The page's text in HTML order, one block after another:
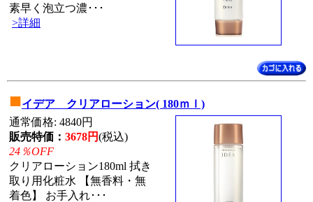
素早く泡立つ濃･･･
>詳細
■イデア クリアローション( 180ｍｌ)
通常価格: 4840円
販売特価： 3678円(税込)
24％OFF
クリアローション180ml 拭き
取り用化粧水 【無香料・無
着色】 お手入れ･･･